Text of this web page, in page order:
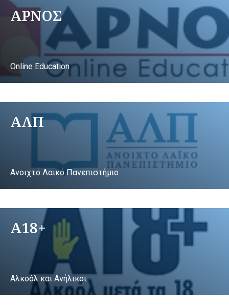
ΑΡΝΟΣ
Online Education
ΑΛΠ
Ανοιχτό Λαικό Πανεπιστήμιο
A18+
Αλκοόλ και Ανήλικοι